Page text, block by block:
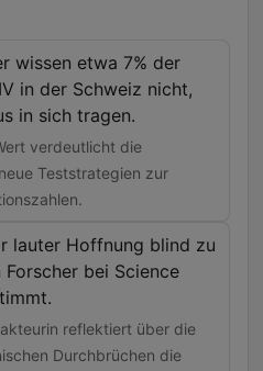
wissen etwa 7% der
in der Schweiz nicht,
in sich tragen.
verdeutlicht die
Teststrategien zur
lauter Hoffnung blind zu
bei Science
reflektiert über die
Durchbrüchen die